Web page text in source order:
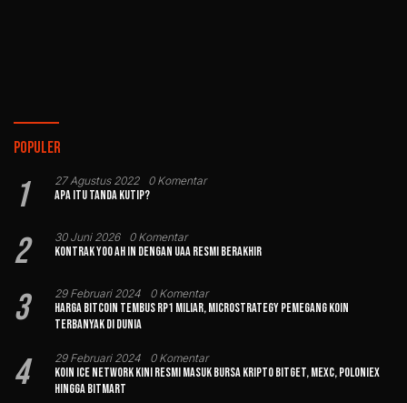
Populer
1 27 Agustus 2022 0 Komentar
Apa Itu Tanda Kutip?
2 30 Juni 2026 0 Komentar
Kontrak Yoo Ah In dengan UAA Resmi Berakhir
3 29 Februari 2024 0 Komentar
Harga Bitcoin Tembus Rp1 Miliar, MicroStrategy Pemegang Koin
Terbanyak di Dunia
4 29 Februari 2024 0 Komentar
Koin Ice Network Kini Resmi Masuk Bursa Kripto Bitget, MEXC, Poloniex
hingga BitMart